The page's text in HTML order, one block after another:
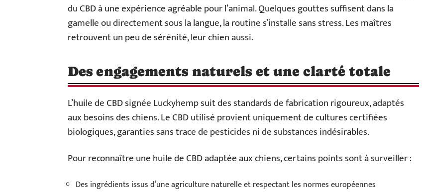
du CBD à une expérience agréable pour l’animal. Quelques gouttes suffisent dans la
gamelle ou directement sous la langue, la routine s’installe sans stress. Les maîtres
retrouvent un peu de sérénité, leur chien aussi.
Des engagements naturels et une clarté totale
L’huile de CBD signée Luckyhemp suit des standards de fabrication rigoureux, adaptés
aux besoins des chiens. Le CBD utilisé provient uniquement de cultures certifiées
biologiques, garanties sans trace de pesticides ni de substances indésirables.
Pour reconnaître une huile de CBD adaptée aux chiens, certains points sont à surveiller :
Des ingrédients issus d’une agriculture naturelle et respectant les normes européennes